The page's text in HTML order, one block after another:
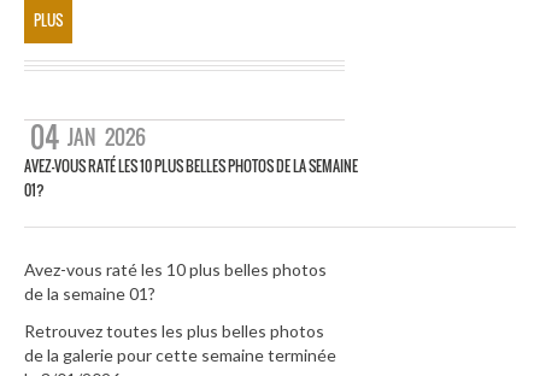
PLUS
04 JAN 2026
AVEZ-VOUS RATÉ LES 10 PLUS BELLES PHOTOS DE LA SEMAINE
01?
Avez-vous raté les 10 plus belles photos
de la semaine 01?
Retrouvez toutes les plus belles photos
de la galerie pour cette semaine terminée